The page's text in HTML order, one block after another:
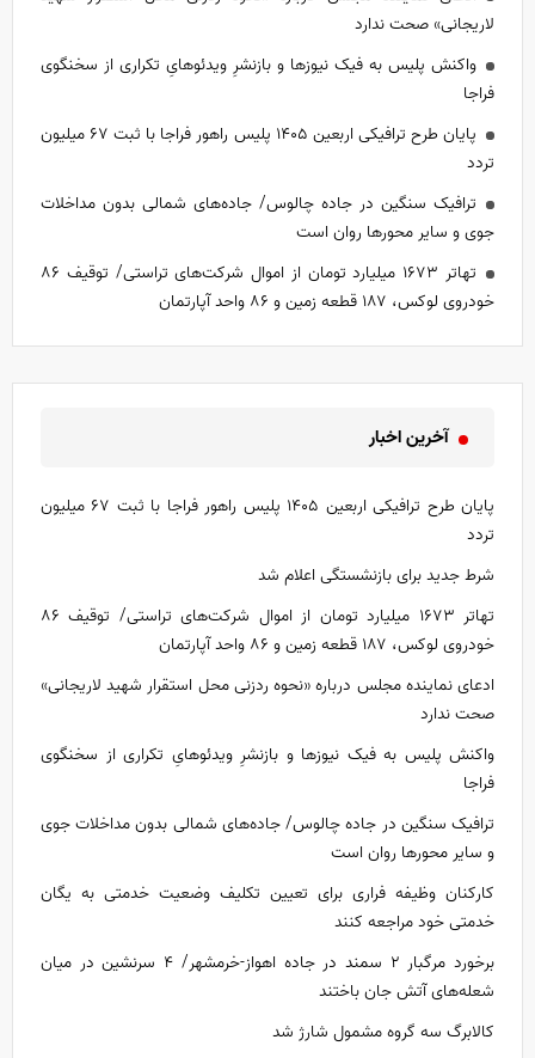
لاریجانی» صحت ندارد
واکنش پلیس به فیک نیوز‌ها و بازنشرِ ویدئوهایِ تکراری از سخنگوی
فراجا
پایان طرح ترافیکی اربعین ۱۴۰۵ پلیس راهور فراجا با ثبت ۶۷ میلیون
تردد
ترافیک سنگین در جاده چالوس/ جاده‌های شمالی بدون مداخلات
جوی و سایر محور‌ها روان است
تهاتر ۱۶۷۳ میلیارد تومان از اموال شرکت‌های تراستی/ توقیف ۸۶
خودروی لوکس، ۱۸۷ قطعه زمین و ۸۶ واحد آپارتمان
آخرین اخبار
پایان طرح ترافیکی اربعین ۱۴۰۵ پلیس راهور فراجا با ثبت ۶۷ میلیون
تردد
شرط جدید برای بازنشستگی اعلام شد
تهاتر ۱۶۷۳ میلیارد تومان از اموال شرکت‌های تراستی/ توقیف ۸۶
خودروی لوکس، ۱۸۷ قطعه زمین و ۸۶ واحد آپارتمان
ادعای نماینده مجلس درباره «نحوه ردزنی محل استقرار شهید لاریجانی»
صحت ندارد
واکنش پلیس به فیک نیوز‌ها و بازنشرِ ویدئوهایِ تکراری از سخنگوی
فراجا
ترافیک سنگین در جاده چالوس/ جاده‌های شمالی بدون مداخلات جوی
و سایر محور‌ها روان است
کارکنان وظیفه فراری برای تعیین تکلیف وضعیت خدمتی به یگان
خدمتی خود مراجعه کنند
برخورد مرگبار ۲ سمند در جاده اهواز-خرمشهر/ ۴ سرنشین در میان
شعله‌های آتش جان باختند
کالابرگ سه گروه مشمول شارژ شد